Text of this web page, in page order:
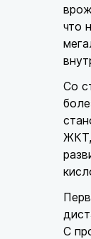
что
Со
ЖКТ,
С